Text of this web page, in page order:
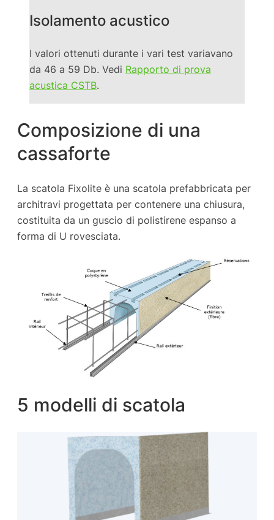
Isolamento acustico
I valori ottenuti durante i vari test variavano
da 46 a 59 Db. Vedi Rapporto di prova
acustica CSTB.
Composizione di una
cassaforte
La scatola Fixolite è una scatola prefabbricata per
architravi progettata per contenere una chiusura,
costituita da un guscio di polistirene espanso a
forma di U rovesciata.
5 modelli di scatola